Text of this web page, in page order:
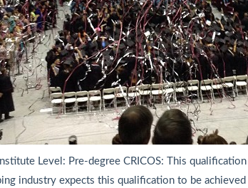
Level: Pre-degree CRICOS: This
industry expects this qualification to be